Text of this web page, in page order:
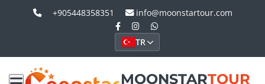
+905448358351 info@moonstartour.com
TR
MOONSTARTOUR